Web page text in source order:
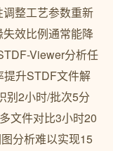
整工艺参数重新
效比例通常能降
Viewer分析任
提升STDF文件解
别2小时/批次5分
文件对比3小时20
分析难以实现15